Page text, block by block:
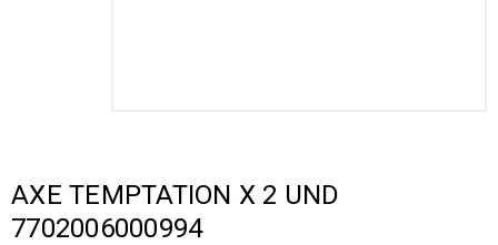
AXE TEMPTATION X 2 UND
7702006000994